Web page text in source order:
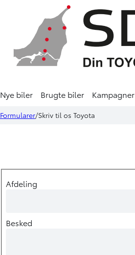
Nye biler Brugte biler Kampagner
Formularer Skriv til os Toyota
Afdeling
Besked